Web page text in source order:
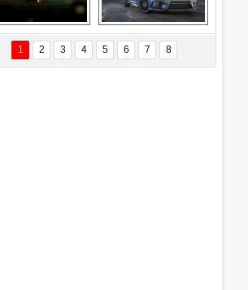
Delta uçağına
yıldırım çarptı
Ford Focus RS
(2015)
1 2 3 4 5 6 7 8